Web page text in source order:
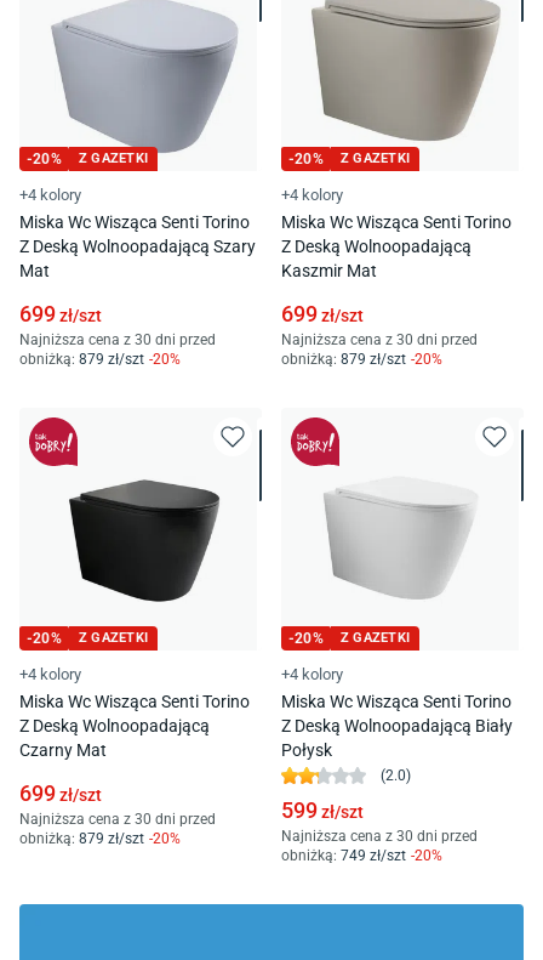
-20% Z GAZETKI
+4 kolory
Miska Wc Wisząca Senti Torino
Z Deską Wolnoopadającą Szary
Mat
699zł/szt
Najniższa cena z 30 dni przed
obniżką: 879 zł/szt -20%
-20% Z GAZETKI
+4 kolory
Miska Wc Wisząca Senti Torino
Z Deską Wolnoopadającą
Kaszmir Mat
699zł/szt
Najniższa cena z 30 dni przed
obniżką: 879 zł/szt -20%
-20% Z GAZETKI
+4 kolory
Miska Wc Wisząca Senti Torino
Z Deską Wolnoopadającą
Czarny Mat
699zł/szt
Najniższa cena z 30 dni przed
obniżką: 879 zł/szt -20%
-20% Z GAZETKI
+4 kolory
Miska Wc Wisząca Senti Torino
Z Deską Wolnoopadającą Biały
Połysk
(2.0)
599zł/szt
Najniższa cena z 30 dni przed
obniżką: 749 zł/szt -20%